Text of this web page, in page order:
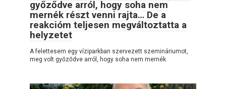
győződve arról, hogy soha nem
mernék részt venni rajta… De a
reakcióm teljesen megváltoztatta a
helyzetet
A felettesem egy víziparkban szervezett szemináriumot,
meg volt győződve arról, hogy soha nem mernék